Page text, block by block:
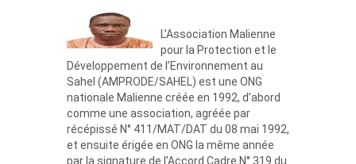
L’Association Malienne
pour la Protection et le
Développement de l’Environnement au
Sahel (AMPRODE/SAHEL) est une ONG
nationale Malienne créée en 1992, d’abord
comme une association, agréée par
récépissé N° 411/MAT/DAT du 08 mai 1992,
et ensuite érigée en ONG la même année
par la signature de l’Accord Cadre N° 319 du